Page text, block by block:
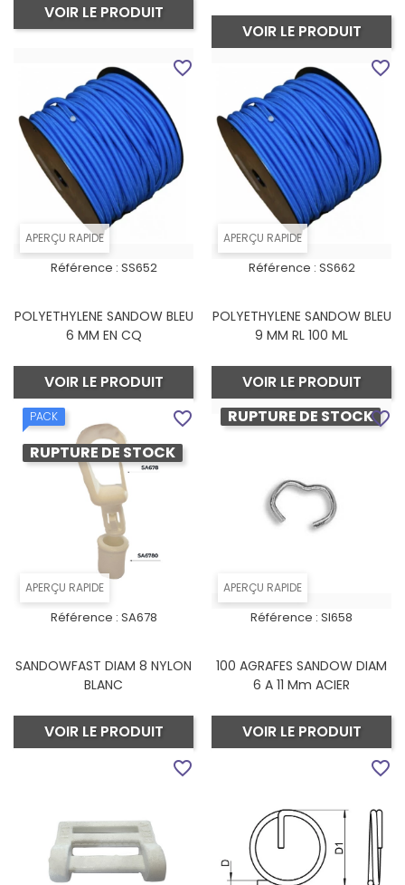
VOIR LE PRODUIT
VOIR LE PRODUIT
APERÇU RAPIDE
Référence : SS652
POLYETHYLENE SANDOW BLEU
6 MM EN CQ
VOIR LE PRODUIT
favorite_border
APERÇU RAPIDE
Référence : SS662
POLYETHYLENE SANDOW BLEU
9 MM RL 100 ML
VOIR LE PRODUIT
favorite_border
APERÇU RAPIDE
PACK
RUPTURE DE STOCK
Référence : SA678
SANDOWFAST DIAM 8 NYLON
BLANC
VOIR LE PRODUIT
favorite_border
APERÇU RAPIDE
RUPTURE DE STOCK
Référence : SI658
100 AGRAFES SANDOW DIAM
6 A 11 Mm ACIER
VOIR LE PRODUIT
favorite_border
favorite_border favorite_border